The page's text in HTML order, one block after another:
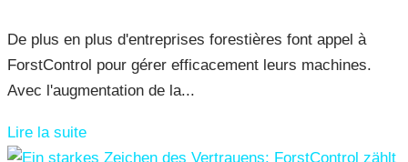
De plus en plus d'entreprises forestières font appel à
ForstControl pour gérer efficacement leurs machines.
Avec l'augmentation de la...
Lire la suite